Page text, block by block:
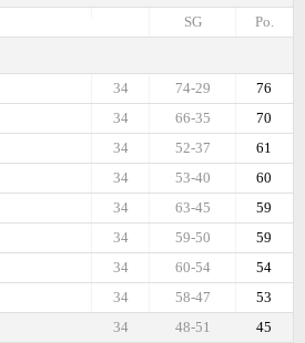
Po.
SG
76
74-29
34
70
66-35
34
61
52-37
34
60
53-40
34
59
63-45
34
59
59-50
34
54
60-54
34
53
58-47
34
45
48-51
34